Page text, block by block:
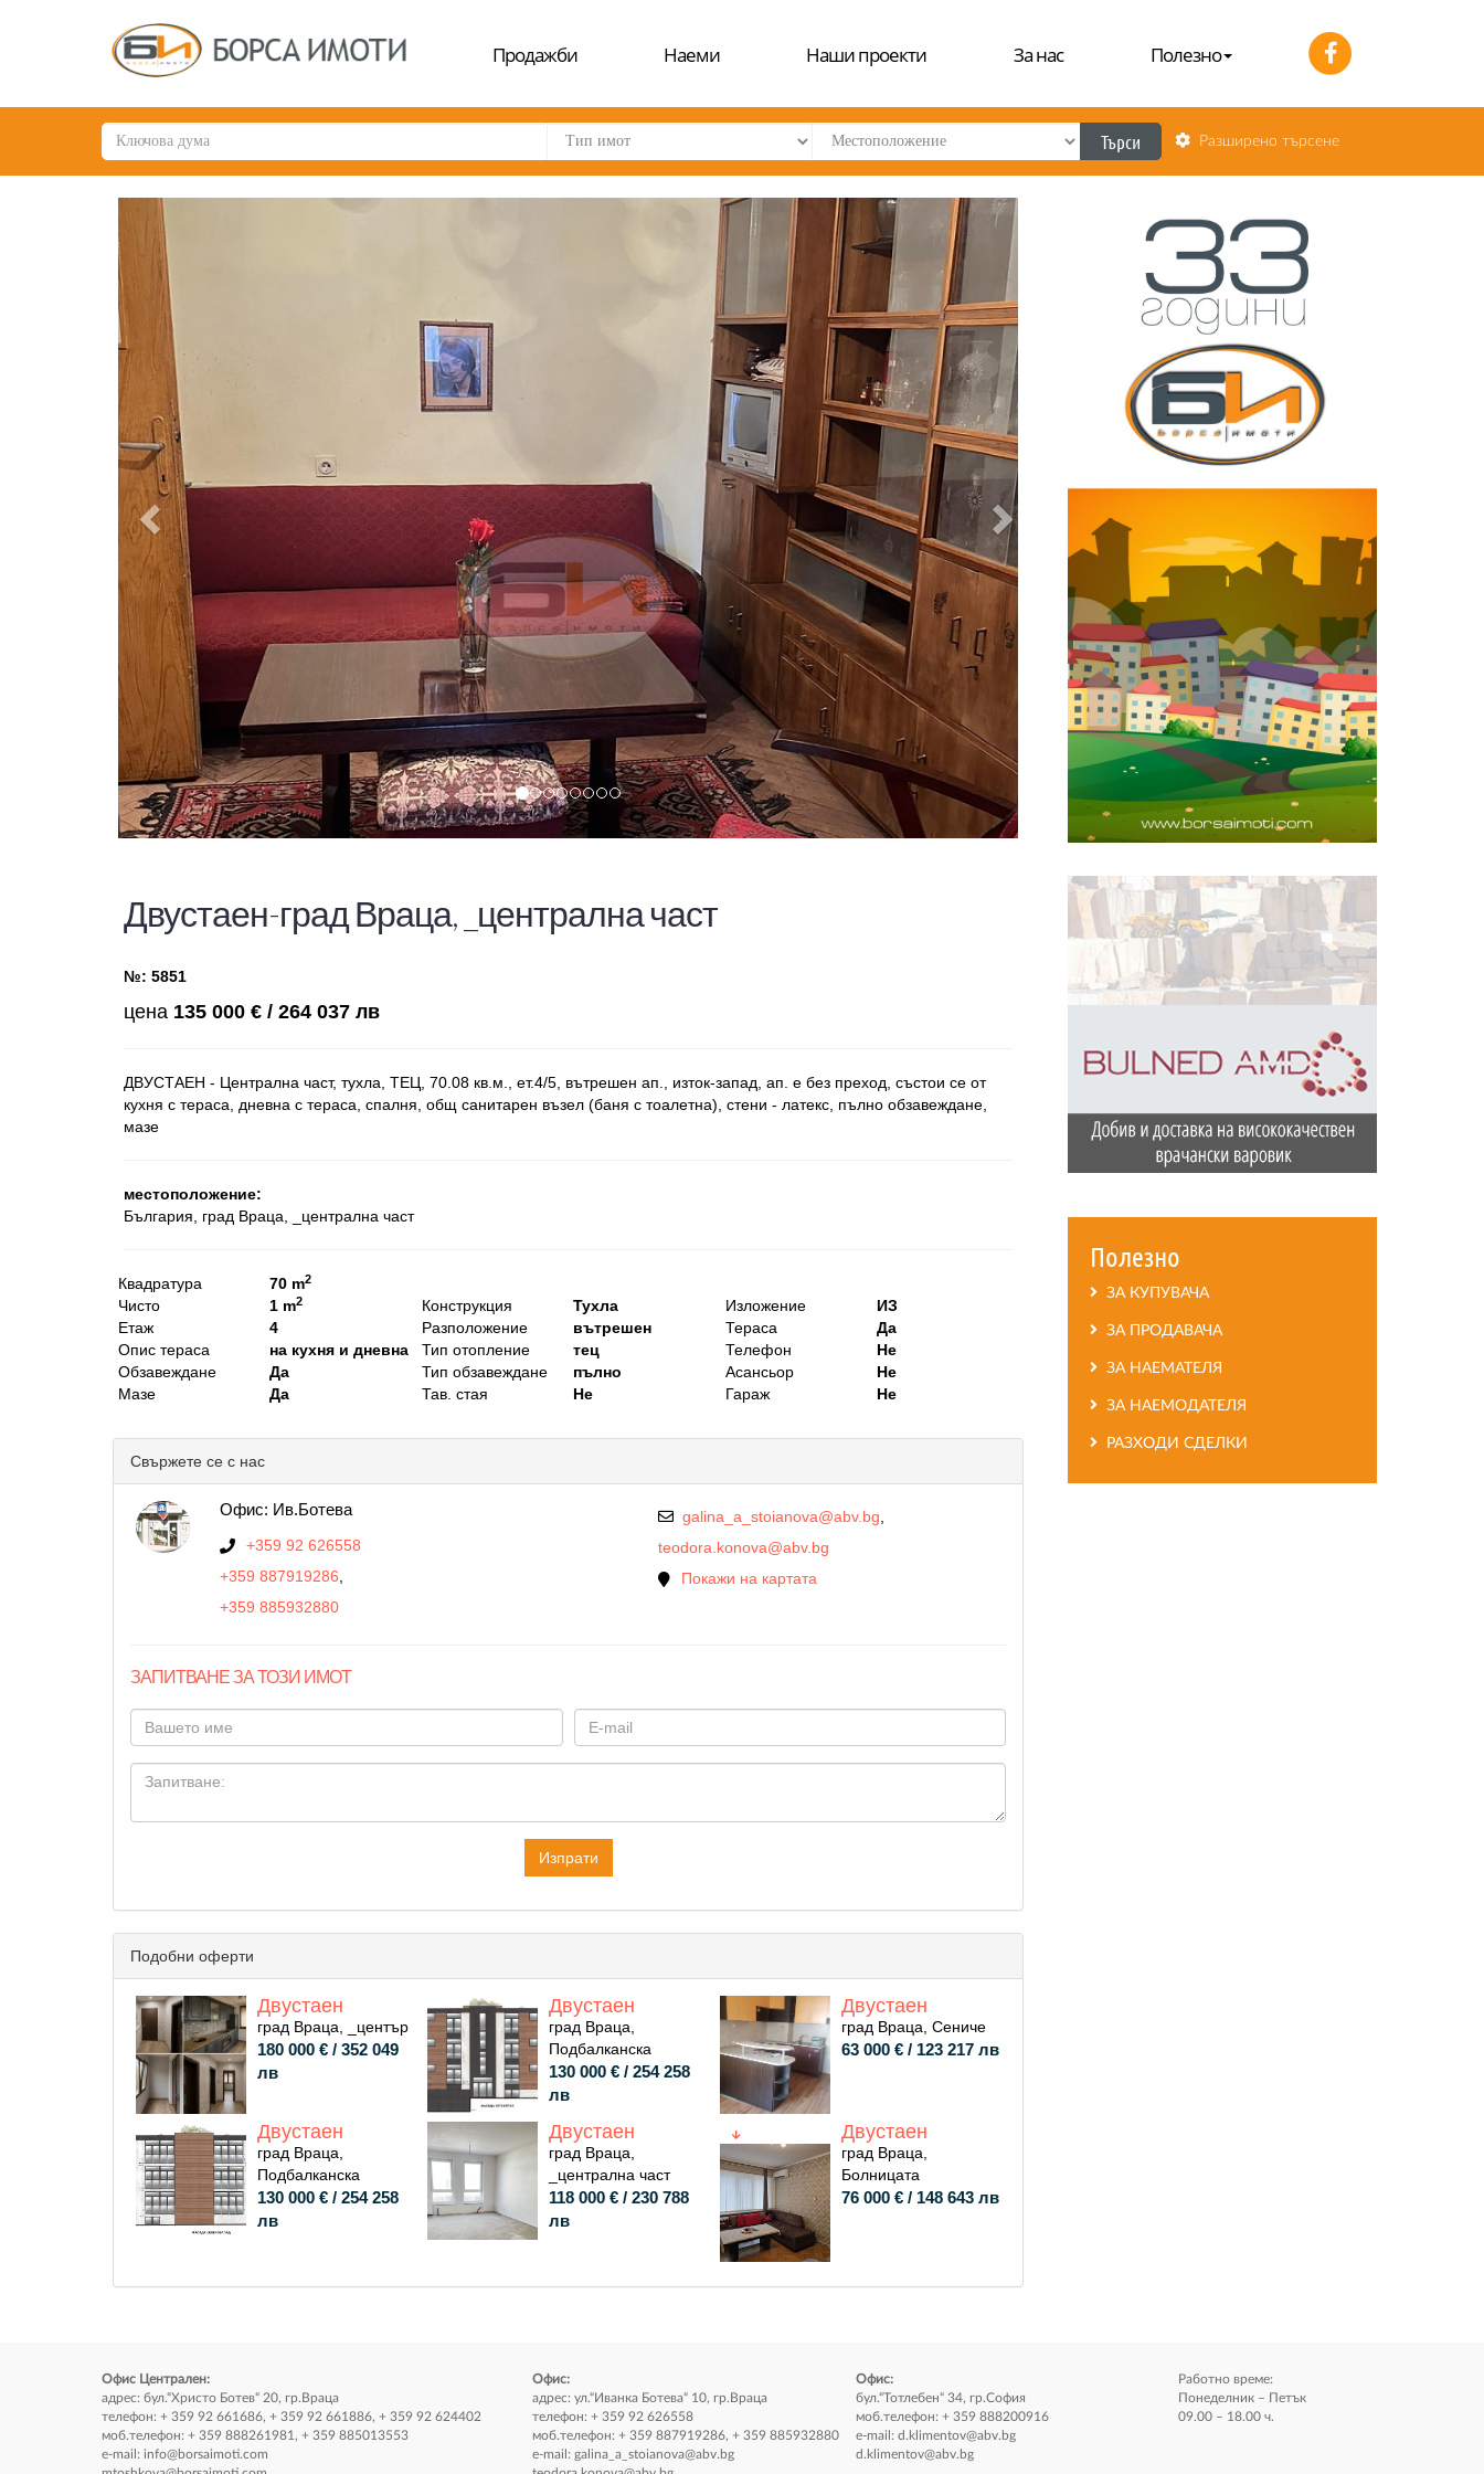
Продажби Наеми Наши проекти За нас Полезно
Търси Разширено търсене
Previous Next
Двустаен-град Враца, _централна част
№: 5851
цена 135 000 € / 264 037 лв
ДВУСТАЕН - Централна част, тухла, ТЕЦ, 70.08 кв.м., ет.4/5, вътрешен ап., изток-запад, ап. е без преход, състои се от
кухня с тераса, дневна с тераса, спалня, общ санитарен възел (баня с тоалетна), стени - латекс, пълно обзавеждане,
мазе
местоположение:
България, град Враца, _централна част
Квадратура 70 m2
Чисто 1 m2 Конструкция Тухла Изложение
ИЗ
Етаж
4 Разположение вътрешен Тераса
Да
Опис тераса
на кухня и дневна Тип отопление тец Телефон
Не
Обзавеждане
Да Тип обзавеждане пълно Асансьор
Не
Мазе
Да Тав. стая Не Гараж Не
Свържете се с нас
Офис: Ив.Ботева
+359 92 626558
+359 887919286
+359 885932880
galina_a_stoianova@abv.bg
teodora.konova@abv.bg
Покажи на картата
ЗАПИТВАНЕ ЗА ТОЗИ ИМОТ
Подобни оферти
Двустаен
град Враца, _център
180 000 € / 352 049
лв
Двустаен
град Враца,
Подбалканска
130 000 € / 254 258
лв
Двустаен
град Враца, Сениче
63 000 € / 123 217 лв
Двустаен
град Враца,
Подбалканска
130 000 € / 254 258
лв
Двустаен
град Враца,
_централна част
118 000 € / 230 788
лв
Двустаен
град Враца,
Болницата
76 000 € / 148 643 лв
Полезно
ЗА КУПУВАЧА
ЗА ПРОДАВАЧА
ЗА НАЕМАТЕЛЯ
ЗА НАЕМОДАТЕЛЯ
РАЗХОДИ СДЕЛКИ
Офис Централен:
адрес: бул.“Христо Ботев“ 20, гр.Враца
телефон: + 359 92 661686, + 359 92 661886, + 359 92 624402
моб.телефон: + 359 888261981, + 359 885013553
e-mail: info@borsaimoti.com
Офис:
адрес: ул.“Иванка Ботева“ 10, гр.Враца
телефон: + 359 92 626558
моб.телефон: + 359 887919286, + 359 885932880
e-mail: galina_a_stoianova@abv.bg
Офис:
бул.“Тотлебен“ 34, гр.София
моб.телефон: + 359 888200916
e-mail: d.klimentov@abv.bg
d.klimentov@abv.bg
Работно време:
Понеделник – Петък
09.00 – 18.00 ч.